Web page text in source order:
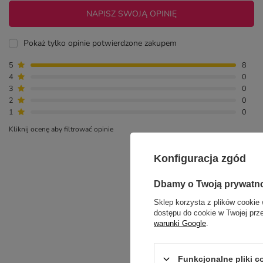
NAPISZ SWOJĄ OPINIĘ
Pokaż tylko opinie potwierdzone zakupem
5
8
4
0
3
0
2
0
1
0
Kliknij ocenę aby filtrować opinie
Konfiguracja zgód
Dbamy o Twoją
Sklep korzysta z plików cookie
dostępu do cookie w Twojej
warunki Google
Funkcjonalne pliki